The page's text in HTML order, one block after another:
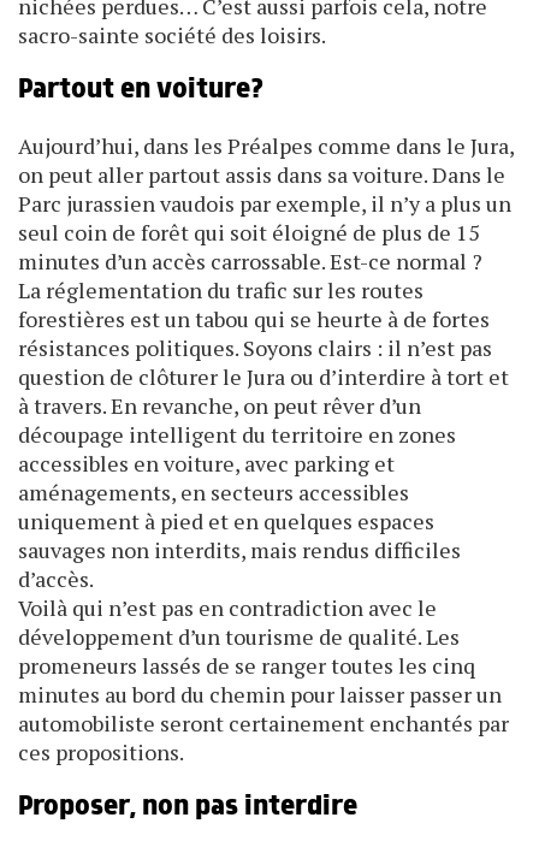
nichées perdues… C’est aussi parfois cela, notre
sacro-sainte société des loisirs.
Partout en voiture?
Aujourd’hui, dans les Préalpes comme dans le Jura,
on peut aller partout assis dans sa voiture. Dans le
Parc jurassien vaudois par exemple, il n’y a plus un
seul coin de forêt qui soit éloigné de plus de 15
minutes d’un accès carrossable. Est-ce normal ?
La réglementation du trafic sur les routes
forestières est un tabou qui se heurte à de fortes
résistances politiques. Soyons clairs : il n’est pas
question de clôturer le Jura ou d’interdire à tort et
à travers. En revanche, on peut rêver d’un
découpage intelligent du territoire en zones
accessibles en voiture, avec parking et
aménagements, en secteurs accessibles
uniquement à pied et en quelques espaces
sauvages non interdits, mais rendus difficiles
d’accès.
Voilà qui n’est pas en contradiction avec le
développement d’un tourisme de qualité. Les
promeneurs lassés de se ranger toutes les cinq
minutes au bord du chemin pour laisser passer un
automobiliste seront certainement enchantés par
ces propositions.
Proposer, non pas interdire